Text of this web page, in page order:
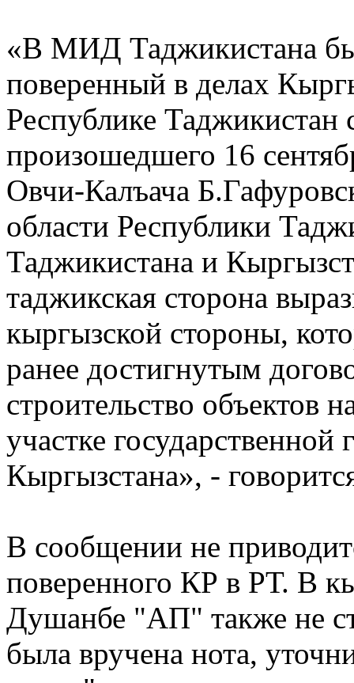
«В МИД Таджикистана
поверенный в делах
Республике
произошедшего 16
Овчи-Калъача
области Республики
Таджикистана и
таджикская сторона
кыргызской стороны,
ранее достигнутым
строительство объектов
участке
Кыргызстана», -
В сообщении не
поверенного КР в РТ. В
Душанбе "АП" также не
была вручена нота,